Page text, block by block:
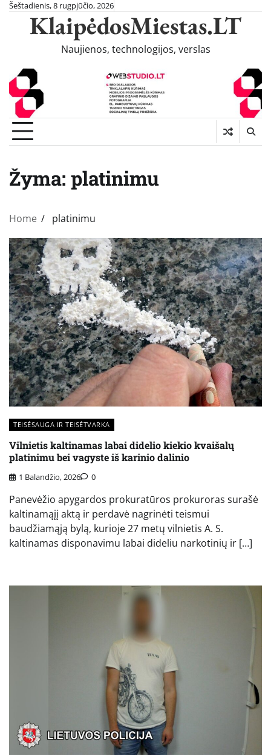
Skip
content
Šeštadienis, 8 rugpjūčio, 2026
KlaipėdosMiestas.LT
Naujienos, technologijos, verslas
Žyma: platinimu
Home platinimu
TEISĖSAUGA IR TEISĖTVARKA
Vilnietis kaltinamas labai didelio kiekio kvaišalų
platinimu bei vagyste iš karinio dalinio
1 Balandžio, 2026 0
Panevėžio apygardos prokuratūros prokuroras surašė
kaltinamąįį aktą ir perdavė nagrinėti teismui
baudžiamąją bylą, kurioje 27 metų vilnietis A. S.
kaltinamas disponavimu labai dideliu narkotinių ir […]